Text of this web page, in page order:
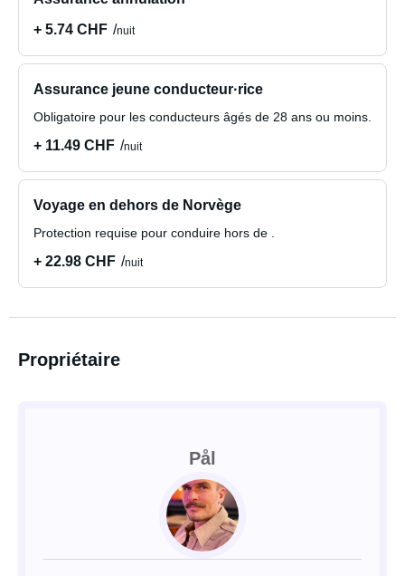
+ 5.74 CHF
nuit
Assurance jeune conducteur·rice
Obligatoire pour les conducteurs âgés de 28 ans ou moins.
+ 11.49 CHF nuit
Voyage en dehors de Norvège
Protection requise pour conduire hors de .
+ 22.98 CHF nuit
Propriétaire
Pål